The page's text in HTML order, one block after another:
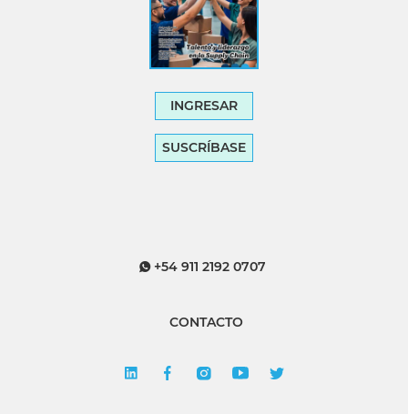
INGRESAR
SUSCRÍBASE
+54 911 2192 0707
CONTACTO